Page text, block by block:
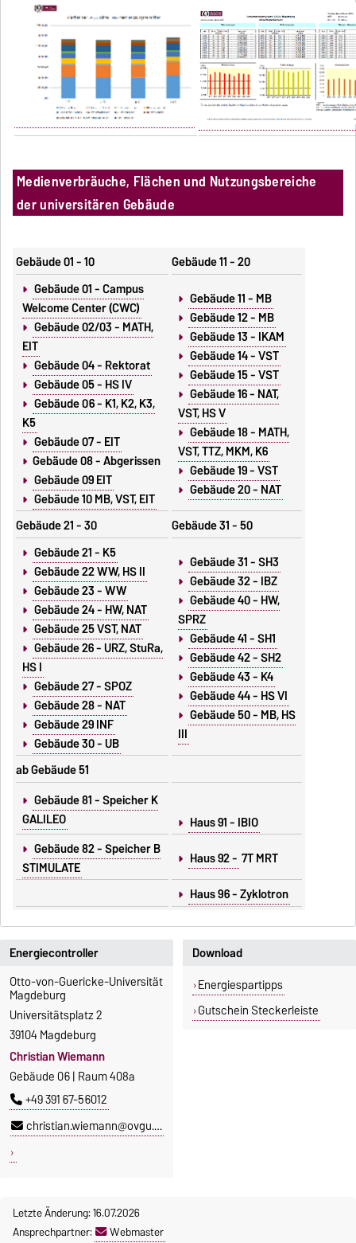
Medienverbräuche, Flächen und Nutzungsbereiche
der universitären Gebäude
Gebäude 01 - 10
Gebäude 11 - 20
Gebäude 01 - Campus
Welcome Center (CWC)
Gebäude 02/03 - MATH,
EIT
Gebäude 04 - Rektorat
Gebäude 05 - HS IV
Gebäude 06 - K1, K2, K3,
K5
Gebäude 07 - EIT
Gebäude 08 - Abgerissen
Gebäude 09 EIT
Gebäude 10 MB, VST, EIT
Gebäude 11 - MB
Gebäude 12 - MB
Gebäude 13 - IKAM
Gebäude 14 - VST
Gebäude 15 - VST
Gebäude 16 - NAT,
VST, HS V
Gebäude 18 - MATH,
VST, TTZ, MKM, K6
Gebäude 19 - VST
Gebäude 20 - NAT
Gebäude 21 - 30
Gebäude 31 - 50
Gebäude 21 - K5
Gebäude 22 WW, HS II
Gebäude 23 - WW
Gebäude 24 - HW, NAT
Gebäude 25 VST, NAT
Gebäude 26 - URZ, StuRa,
HS I
Gebäude 27 - SPOZ
Gebäude 28 - NAT
Gebäude 29 INF
Gebäude 30 - UB
Gebäude 31 - SH3
Gebäude 32 - IBZ
Gebäude 40 - HW,
SPRZ
Gebäude 41 - SH1
Gebäude 42 - SH2
Gebäude 43 - K4
Gebäude 44 - HS VI
Gebäude 50 - MB, HS
III
ab Gebäude 51
Gebäude 81 - Speicher K
GALILEO
Haus 91 - IBIO
Gebäude 82 - Speicher B
STIMULATE
Haus 92 - 7T MRT
Haus 96 - Zyklotron
Energiecontroller
Otto-von-Guericke-Universität
Magdeburg
Universitätsplatz 2
39104 Magdeburg
Christian Wiemann
Gebäude 06 | Raum 408a
+49 391 67-56012
christian.wiemann@ovgu.de
Download
Energiespartipps
Gutschein Steckerleiste
Letzte Änderung: 16.07.2026
Ansprechpartner:
Webmaster